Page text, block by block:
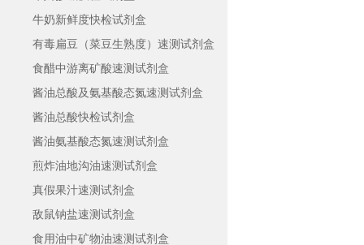
牛奶新鲜度快检试剂盒
有毒扁豆（菜豆生熟度）速测试剂盒
食醋中游离矿酸速测试剂盒
酱油总酸及氨基酸态氮速测试剂盒
酱油总酸快检试剂盒
酱油氨基酸态氮速测试剂盒
煎炸油地沟油速测试剂盒
真假果汁速测试剂盒
敌鼠钠盐速测试剂盒
食用油中矿物油速测试剂盒